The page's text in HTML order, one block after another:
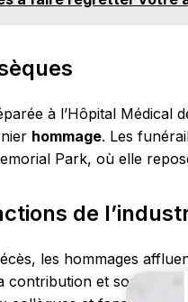
à l’Hôpital Médical
hommage. Les
Park, où elle
de
les hommages
contribution et son